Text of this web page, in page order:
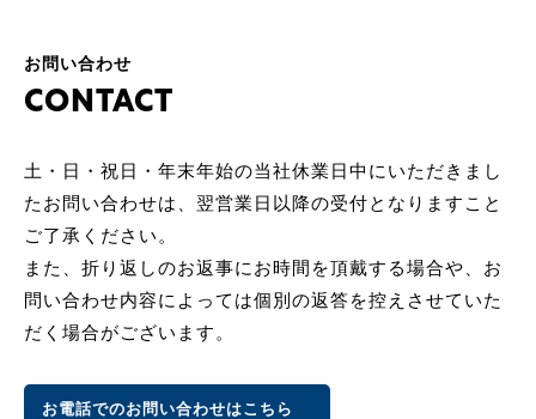
お問い合わせ
CONTACT
土・日・祝日・年末年始の当社休業日中にいただきまし
たお問い合わせは、翌営業日以降の受付となりますこと
ご了承ください。
また、折り返しのお返事にお時間を頂戴する場合や、お
問い合わせ内容によっては個別の返答を控えさせていた
だく場合がございます。
お電話でのお問い合わせはこちら